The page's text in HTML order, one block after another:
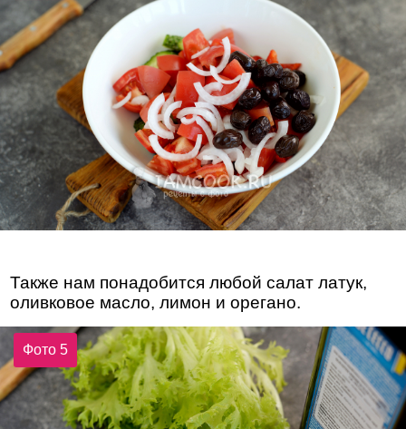
Также нам понадобится любой салат латук,
оливковое масло, лимон и орегано.
Фото 5